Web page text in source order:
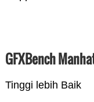
GFXBench
Tinggi lebih Baik